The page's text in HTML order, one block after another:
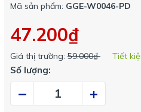
Mã sản phẩm: GGE-W0046-PD
47.200₫
Giá thị trường: 59.000₫ Tiết
Số lượng:
– +